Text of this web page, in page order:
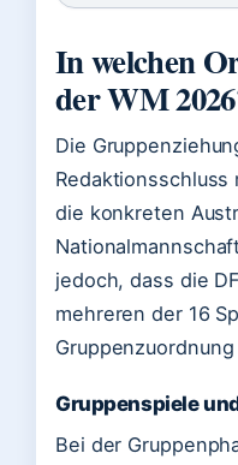
In welchen
der WM
Die
die konkreten
jedoch, dass die
mehreren der 16
Gruppenspiele
Bei der